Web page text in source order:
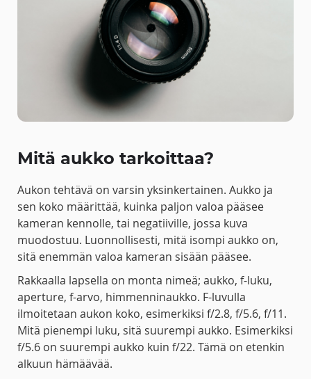
Mitä aukko tarkoittaa?
Aukon tehtävä on varsin yksinkertainen. Aukko ja
sen koko määrittää, kuinka paljon valoa pääsee
kameran kennolle, tai negatiiville, jossa kuva
muodostuu. Luonnollisesti, mitä isompi aukko on,
sitä enemmän valoa kameran sisään pääsee.
Rakkaalla lapsella on monta nimeä; aukko, f-luku,
aperture, f-arvo, himmenninaukko. F-luvulla
ilmoitetaan aukon koko, esimerkiksi f/2.8, f/5.6, f/11.
Mitä pienempi luku, sitä suurempi aukko. Esimerkiksi
f/5.6 on suurempi aukko kuin f/22. Tämä on etenkin
alkuun hämäävää.